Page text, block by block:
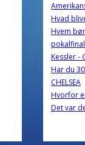
Hvad
Hvem
Kessler -
Har du
CHELSEA
Hvorfor
Det var